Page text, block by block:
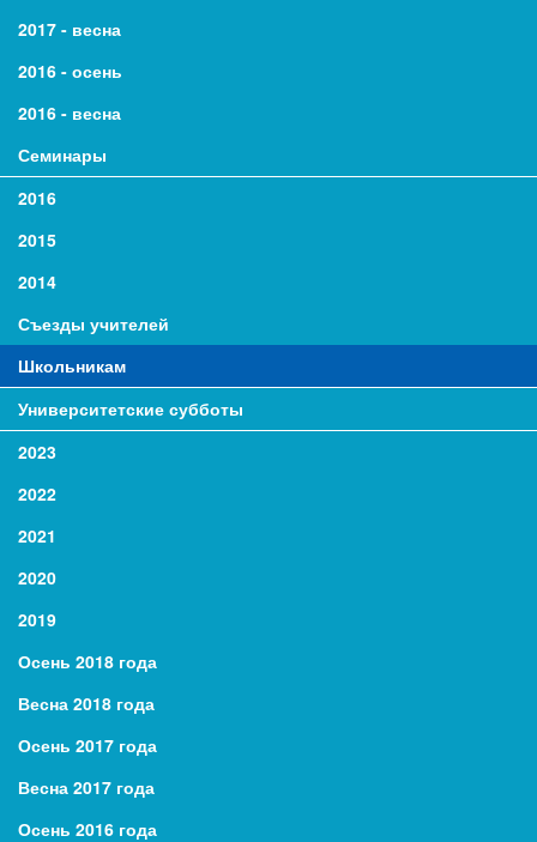
2017 - весна
2016 - осень
2016 - весна
Семинары
2016
2015
2014
Съезды учителей
Школьникам
Университетские субботы
2023
2022
2021
2020
2019
Осень 2018 года
Весна 2018 года
Осень 2017 года
Весна 2017 года
Осень 2016 года